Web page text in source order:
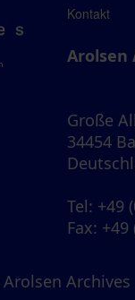
Kontakt
Arolsen
Große
34454
Tel: +49
Fax: +49
Archives